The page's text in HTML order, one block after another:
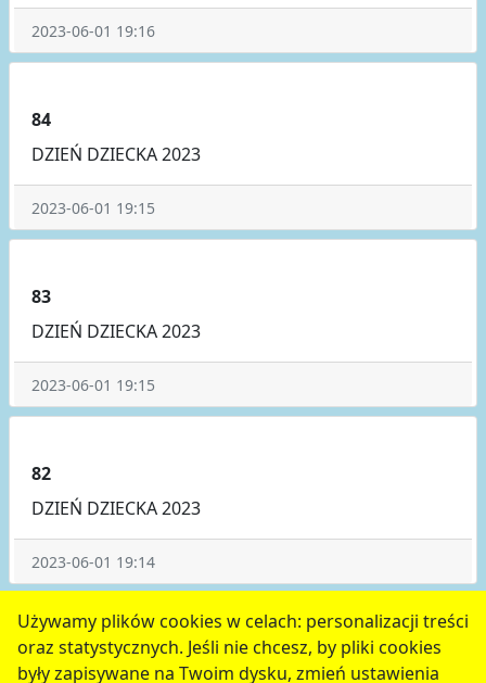
Używamy plików cookies w celach: personalizacji treści
oraz statystycznych. Jeśli nie chcesz, by pliki cookies
były zapisywane na Twoim dysku, zmień ustawienia
2023-06-01 19:16
84
DZIEŃ DZIECKA 2023
2023-06-01 19:15
83
DZIEŃ DZIECKA 2023
2023-06-01 19:15
82
DZIEŃ DZIECKA 2023
2023-06-01 19:14
poprzednie 4 5 6 7 następne
serwis jest częścią portalu miejskiegowww.chojnow.eu